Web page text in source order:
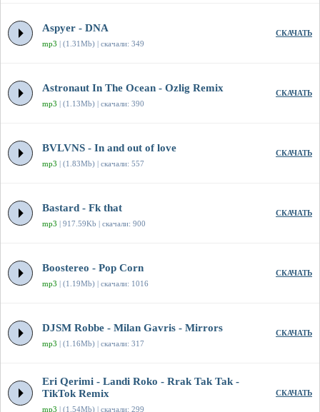
Aspyer - DNA
mp3 | (1.31Mb) | скачали: 349
СКАЧАТЬ
Astronaut In The Ocean - Ozlig Remix
mp3 | (1.13Mb) | скачали: 390
СКАЧАТЬ
BVLVNS - In and out of love
mp3 | (1.83Mb) | скачали: 557
СКАЧАТЬ
Bastard - Fk that
mp3 | 917.59Kb | скачали: 900
СКАЧАТЬ
Boostereo - Pop Corn
mp3 | (1.19Mb) | скачали: 1016
СКАЧАТЬ
DJSM Robbe - Milan Gavris - Mirrors
mp3 | (1.16Mb) | скачали: 317
СКАЧАТЬ
Eri Qerimi - Landi Roko - Rrak Tak Tak -
TikTok Remix
mp3 | (1.54Mb) | скачали: 299
СКАЧАТЬ